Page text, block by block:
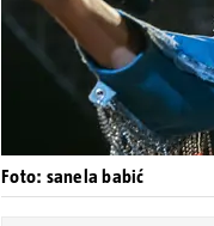
Foto: sanela babić